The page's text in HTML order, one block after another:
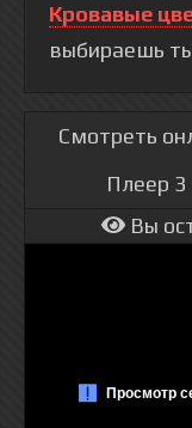
Кровавые
выбираешь
Смотреть
Плеер 3
Вы